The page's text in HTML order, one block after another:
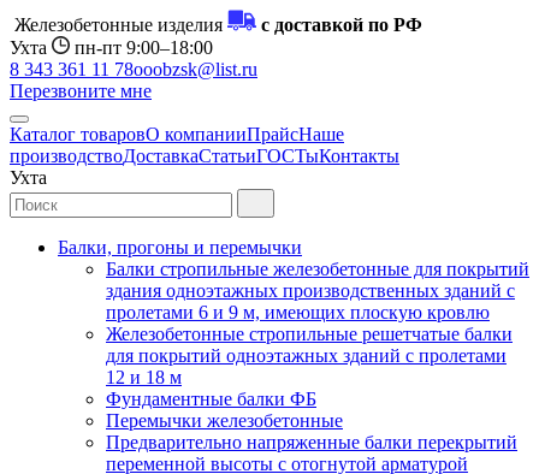
Железобетонные изделия
с доставкой по РФ
Ухта
пн-пт 9:00–18:00
8 343 361 11 78ooobzsk@list.ru
Перезвоните мне
Каталог товаровО компанииПрайсНаше
производствоДоставкаСтатьиГОСТыКонтакты
Ухта
Балки, прогоны и перемычки
Балки стропильные железобетонные для покрытий
здания одноэтажных производственных зданий с
пролетами 6 и 9 м, имеющих плоскую кровлю
Железобетонные стропильные решетчатые балки
для покрытий одноэтажных зданий с пролетами
12 и 18 м
Фундаментные балки ФБ
Перемычки железобетонные
Предварительно напряженные балки перекрытий
переменной высоты с отогнутой арматурой